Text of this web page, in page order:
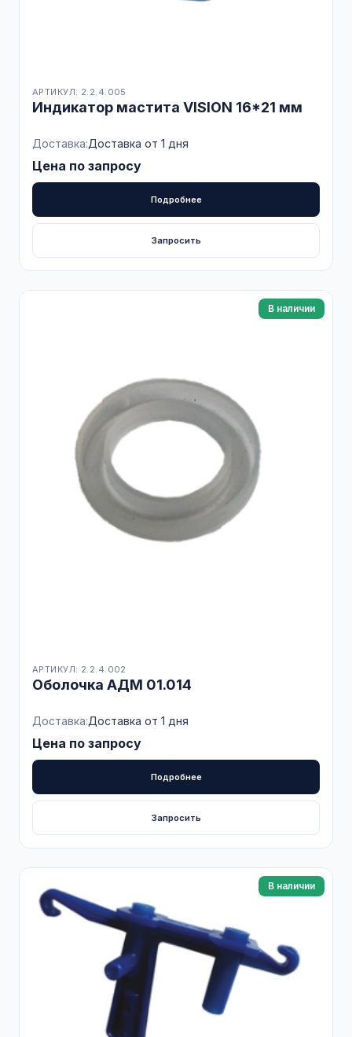
АРТИКУЛ: 2.2.4.005
Индикатор мастита VISION 16*21 мм
Доставка:Доставка от 1 дня
Цена по запросу
Подробнее
Запросить
В наличии
АРТИКУЛ: 2.2.4.002
Оболочка АДМ 01.014
Доставка:Доставка от 1 дня
Цена по запросу
Подробнее
Запросить
В наличии